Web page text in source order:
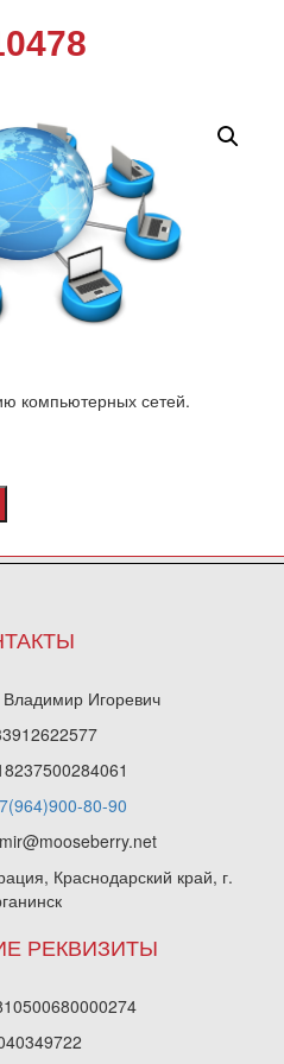
компьютерных сетей.
Игоревич
80-90
Краснодарский край, г.
РЕКВИЗИТЫ